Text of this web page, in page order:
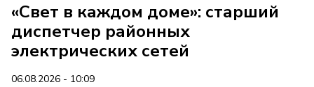
«Свет в каждом доме»: старший
диспетчер районных
электрических сетей
06.08.2026 - 10:09